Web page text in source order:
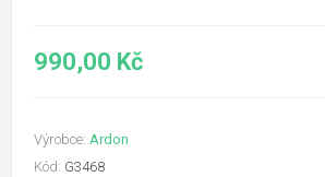
990,00 Kč
Výrobce: Ardon
Kód: G3468